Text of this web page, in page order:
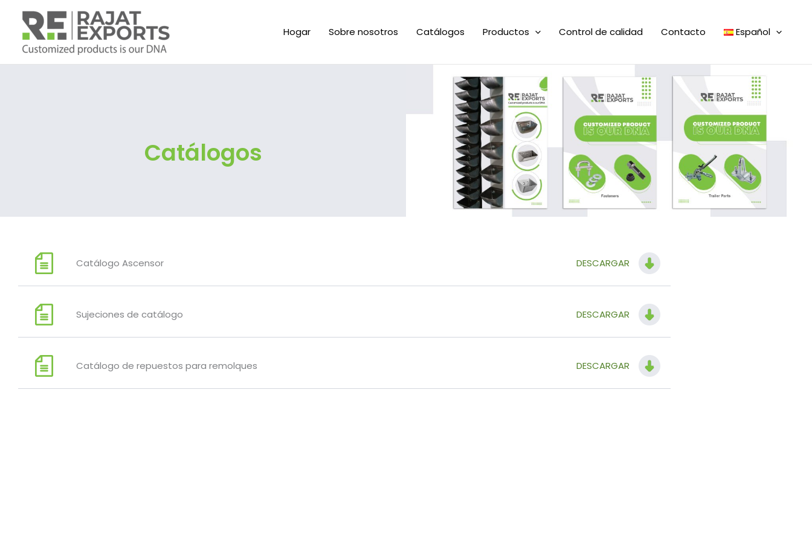
contenido
Hogar Sobre nosotros Catálogos Productos Control de calidad Contacto Español
Catálogos
Catálogo Ascensor DESCARGAR
Sujeciones de catálogo DESCARGAR
Catálogo de repuestos para remolques DESCARGAR